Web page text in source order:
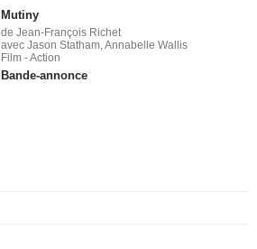
Mutiny
de Jean-François Richet
avec Jason Statham, Annabelle Wallis
Film - Action
Bande-annonce